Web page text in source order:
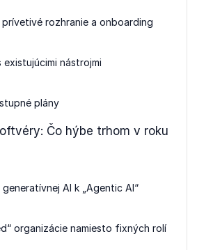
prívetivé rozhranie a onboarding
existujúcimi nástrojmi
plány
Čo hýbe trhom v roku
AI k „Agentic AI“
organizácie namiesto fixných rolí